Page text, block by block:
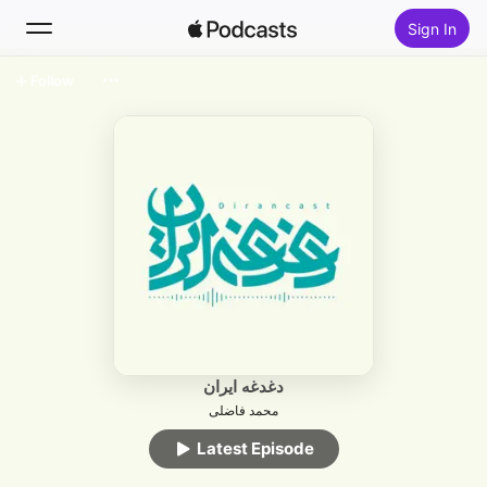
Sign In
دغدغه ایران
محمد فاضلی
Latest Episode